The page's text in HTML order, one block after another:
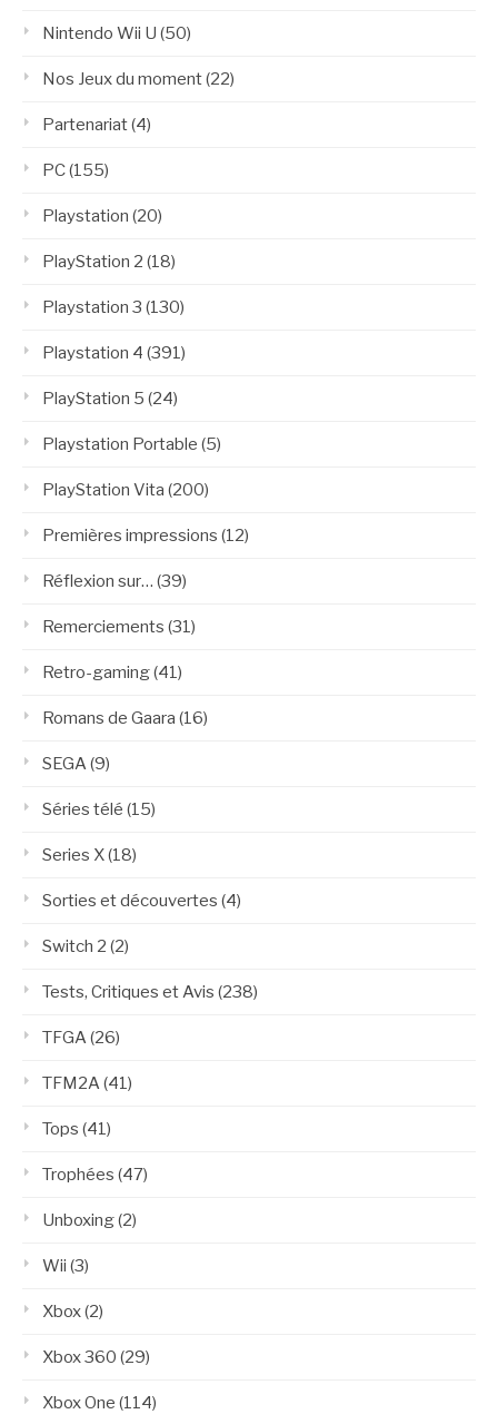
Nintendo Wii U (50)
Nos Jeux du moment(22)
Partenariat(4)
PC(155)
Playstation (20)
PlayStation 2 (18)
Playstation 3 (130)
Playstation 4 (391)
PlayStation 5 (24)
Playstation Portable (5)
PlayStation Vita (200)
Premières impressions (12)
Réflexion sur… (39)
Remerciements (31)
Retro-gaming(41)
Romans de Gaara (16)
SEGA(9)
Séries télé (15)
Series X(18)
Sorties et découvertes (4)
Switch 2 (2)
Tests, Critiques et Avis (238)
TFGA(26)
TFM2A(41)
Tops (41)
Trophées (47)
Unboxing(2)
Wii (3)
Xbox(2)
Xbox 360 (29)
Xbox One (114)